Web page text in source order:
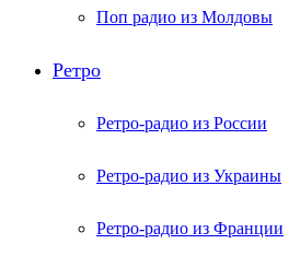
Поп радио из Молдовы
Ретро
Ретро-радио из России
Ретро-радио из Украины
Ретро-радио из Франции